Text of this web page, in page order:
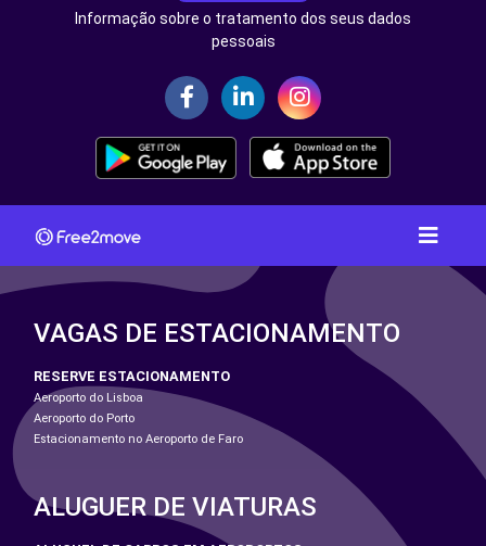
Informação sobre o tratamento dos seus dados
pessoais
VAGAS DE ESTACIONAMENTO
RESERVE ESTACIONAMENTO
Aeroporto do Lisboa
Aeroporto do Porto
Estacionamento no Aeroporto de Faro
ALUGUER DE VIATURAS